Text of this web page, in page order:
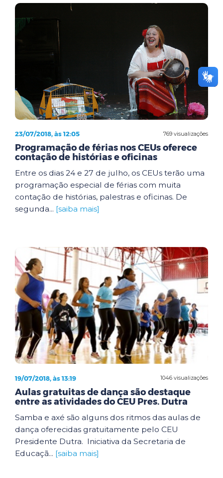
769 visualizações
23/07/2018, às 12:05
Programação de férias nos CEUs oferece
contação de histórias e oficinas
Entre os dias 24 e 27 de julho, os CEUs terão uma
programação especial de férias com muita
contação de histórias, palestras e oficinas. De
segunda... [saiba mais]
1046 visualizações
19/07/2018, às 13:19
Aulas gratuitas de dança são destaque
entre as atividades do CEU Pres. Dutra
Samba e axé são alguns dos ritmos das aulas de
dança oferecidas gratuitamente pelo CEU
Presidente Dutra. Iniciativa da Secretaria de
Educaçã... [saiba mais]